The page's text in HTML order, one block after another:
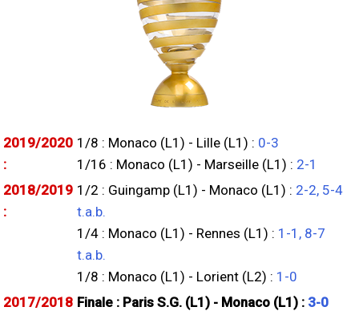
2019/2020
:
1/8 : Monaco (L1) - Lille (L1) : 0-3
1/16 : Monaco (L1) - Marseille (L1) : 2-1
2018/2019
:
1/2 : Guingamp (L1) - Monaco (L1) : 2-2, 5-4
t.a.b.
1/4 : Monaco (L1) - Rennes (L1) : 1-1, 8-7
t.a.b.
1/8 : Monaco (L1) - Lorient (L2) : 1-0
2017/2018 Finale : Paris S.G. (L1) - Monaco (L1) : 3-0